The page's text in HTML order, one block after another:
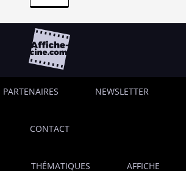
PARTENAIRES NEWSLETTER
CONTACT
THÉMATIQUES AFFICHE